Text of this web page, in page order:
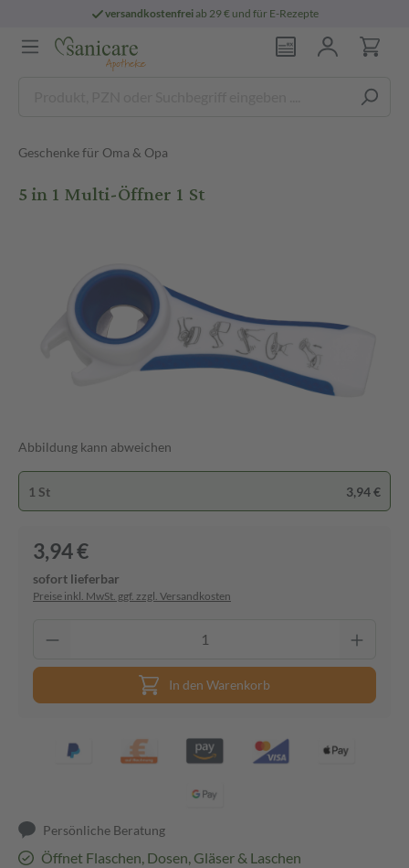
versandkostenfreiab 29 € und für E-Rezepte
Geschenke für Oma & Opa
5 in 1 Multi-Öffner 1 St
Abbildung kann abweichen
1 St 3,94 €
3,94 €
sofort lieferbar
Preise inkl. MwSt. ggf. zzgl. Versandkosten
In den Warenkorb
Persönliche Beratung
Öffnet Flaschen, Dosen, Gläser & Laschen